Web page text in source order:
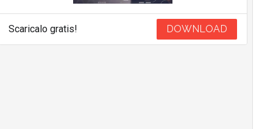
Scaricalo gratis! DOWNLOAD